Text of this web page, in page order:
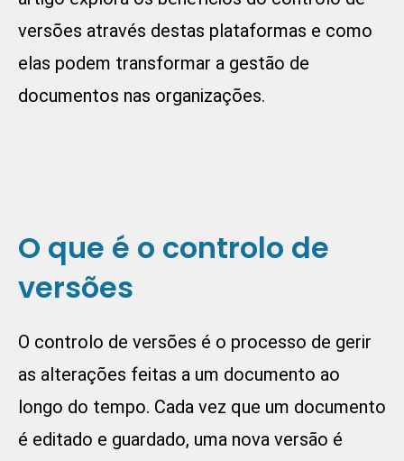
versões através destas plataformas e como
elas podem transformar a gestão de
documentos nas organizações.
O que é o controlo de
versões
O controlo de versões é o processo de gerir
as alterações feitas a um documento ao
longo do tempo. Cada vez que um documento
é editado e guardado, uma nova versão é